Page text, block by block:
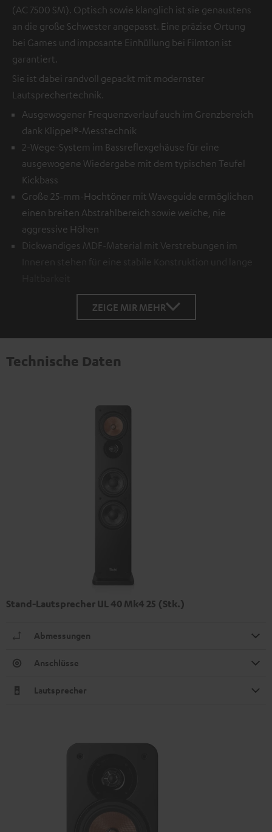
(AC 7500 SM). Optisch sowie klanglich ist sie genaustens
an die große Schwester angepasst. Eine präzise Ortung
bei Games und imposante Einhüllung bei Filmton ist
garantiert.
Sie ist dabei randvoll gepackt mit modernster
Lautsprechertechnik.
Ausgewogener Frequenzverlauf auch im Grenzbereich
dank Klippel®-Messtechnik
2-Wege-System im Bassreflexgehäuse für eine
ausgewogene Wiedergabe mit dem typischen Teufel
Kickbass
Große 25-mm-Hochtöner mit Waveguide ermöglichen
einen breiten Abstrahlbereich sowie weiche, nie
aggressive Höhen
Dickwandiges MDF-Material mit Verstrebungen im
Inneren stehen für eine stabile Konstruktion und lange
ZEIGE MIR MEHR
Technische Daten
Stand-Lautsprecher UL 40 Mk4 25 (Stk.)
Abmessungen
Anschlüsse
Lautsprecher